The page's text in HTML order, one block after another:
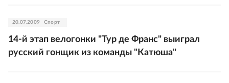
20.07.2009 Спорт
14-й этап велогонки "Тур де Франс" выиграл
русский гонщик из команды "Катюша"